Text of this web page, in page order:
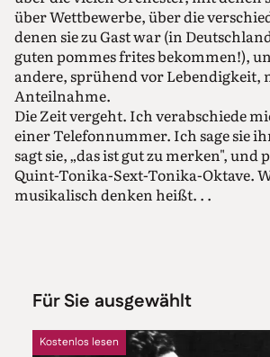
über Wettbewerbe, über die
denen sie zu Gast war (in
guten pommes frites bekommen!),
andere, sprühend vor Lebendigkeit,
Anteilnahme.
Die Zeit vergeht. Ich verabschiede
einer Telefonnummer. Ich sage sie
sagt sie, „das ist gut zu merken", und
Quint-Tonika-Sext-Tonika-Oktave.
musikalisch denken heißt. . .
Für Sie ausgewählt
Kostenlos lesen